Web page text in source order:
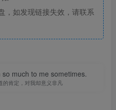
，如发现链接失效，请联系
much to me sometimes.
的肯定，对我却意义非凡